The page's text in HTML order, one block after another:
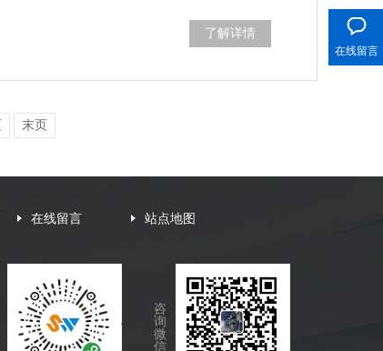
了解详情
末页
在线留言 站点地图
咨
询
微
信
在线留言